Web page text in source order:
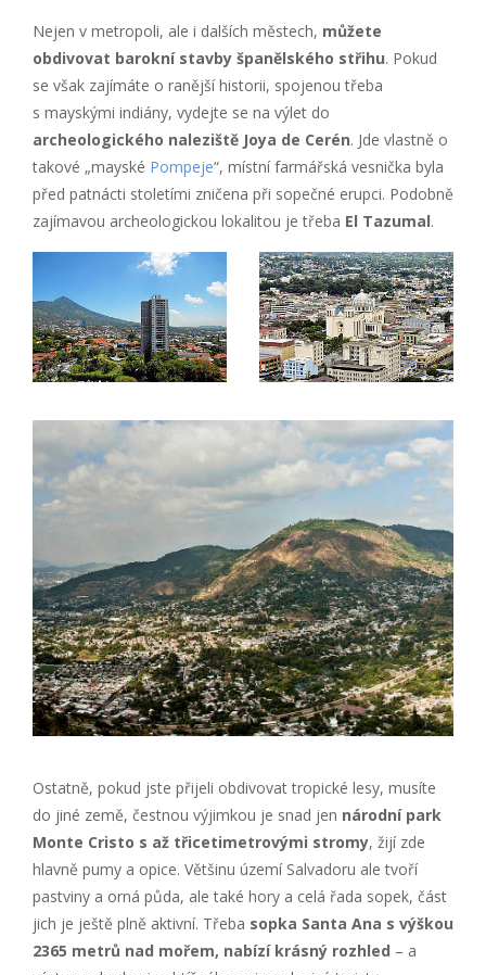
Nejen v metropoli, ale i dalších městech, můžete
obdivovat barokní stavby španělského střihu. Pokud
se však zajímáte o ranější historii, spojenou třeba
s mayskými indiány, vydejte se na výlet do
archeologického naleziště Joya de Cerén. Jde vlastně o
takové „mayské Pompeje“, místní farmářská vesnička byla
před patnácti stoletími zničena při sopečné erupci. Podobně
zajímavou archeologickou lokalitou je třeba El Tazumal.
Ostatně, pokud jste přijeli obdivovat tropické lesy, musíte
do jiné země, čestnou výjimkou je snad jen národní park
Monte Cristo s až třicetimetrovými stromy, žijí zde
hlavně pumy a opice. Většinu území Salvadoru ale tvoří
pastviny a orná půda, ale také hory a celá řada sopek, část
jich je ještě plně aktivní. Třeba sopka Santa Ana s výškou
2365 metrů nad mořem, nabízí krásný rozhled – a